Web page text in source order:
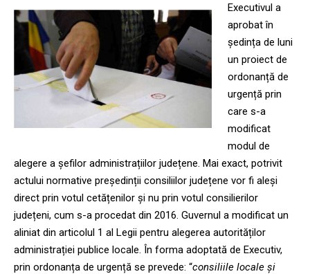
Executivul a
aprobat în
ședința de luni
un proiect de
ordonanță de
urgență prin
care s-a
modificat
modul de
alegere a șefilor administrațiilor județene. Mai exact, potrivit
actului normative președinții consiliilor județene vor fi aleși
direct prin votul cetățenilor și nu prin votul consilierilor
județeni, cum s-a procedat din 2016. Guvernul a modificat un
aliniat din articolul 1 al Legii pentru alegerea autorităților
administrației publice locale. În forma adoptată de Executiv,
prin ordonanța de urgență se prevede: “consiliile locale și